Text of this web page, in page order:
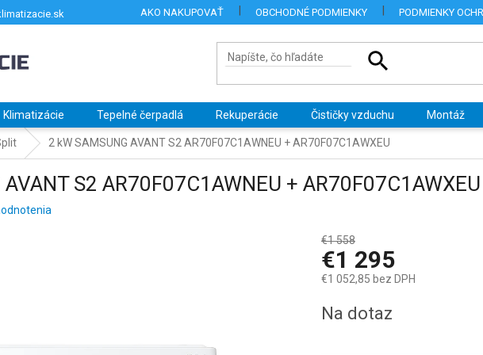
AKO NAKUPOVAŤ OBCHODNÉ PODMIENKY PODMIENKY
Klimatizácie Tepelné čerpadlá Rekuperácie Čističky vzduchu Montáž
2 kW SAMSUNG AVANT S2 AR70F07C1AWNEU + AR70F07C1AWXEU
S2 AR70F07C1AWNEU + AR70F07C1AWXEU
€1 558
€1 295
€1 052,85 bez DPH
cena:
Na dotaz